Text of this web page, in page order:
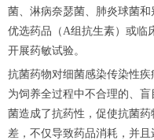
菌、淋病奈瑟菌、肺炎球菌
优选药品（A组抗生素）或临
开展药敏试验。
抗菌药物对细菌感染传染性
为饲养全过程中不合理的、
菌造成了抗药性，促使抗菌
差，不仅导致药品消耗，并